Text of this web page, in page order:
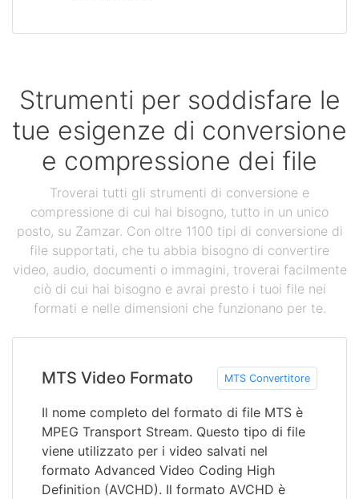
Strumenti per soddisfare le
tue esigenze di conversione
e compressione dei file
Troverai tutti gli strumenti di conversione e
compressione di cui hai bisogno, tutto in un unico
posto, su Zamzar. Con oltre 1100 tipi di conversione di
file supportati, che tu abbia bisogno di convertire
video, audio, documenti o immagini, troverai facilmente
ciò di cui hai bisogno e avrai presto i tuoi file nei
formati e nelle dimensioni che funzionano per te.
MTS Video Formato MTS Convertitore
Il nome completo del formato di file MTS è
MPEG Transport Stream. Questo tipo di file
viene utilizzato per i video salvati nel
formato Advanced Video Coding High
Definition (AVCHD). Il formato AVCHD è